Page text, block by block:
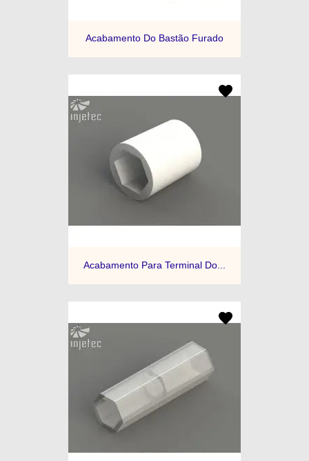
Acabamento Do Bastão Furado
Acabamento Para Terminal Do...